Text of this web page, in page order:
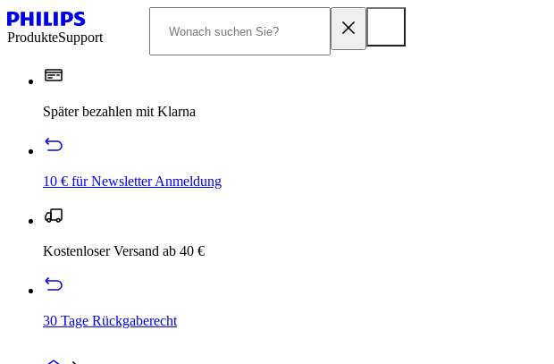
ProdukteSupport
Später bezahlen mit Klarna
10 € für Newsletter Anmeldung
Kostenloser Versand ab 40 €
30 Tage Rückgaberecht